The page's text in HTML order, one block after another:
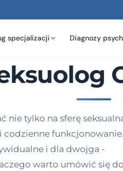
specjalizacji Diagnozy
nie tylko na sferę
codzienne funkcjonowanie.
i dla dwojga -
warto umówić się do